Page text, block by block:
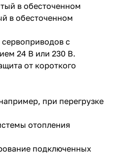
в обесточенном
в обесточенном
с
24 В или 230 В.
от короткого
при перегрузке
отопления
подключенных